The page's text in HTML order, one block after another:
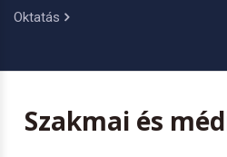
Oktatás
Szakmai és